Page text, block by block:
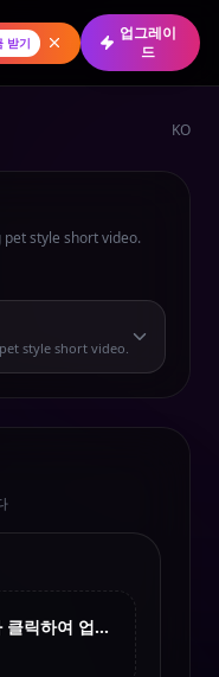
받기
업그레이
드
KO
style short video.
style short video.
여기에 드래그하거나 클릭하여 업로드